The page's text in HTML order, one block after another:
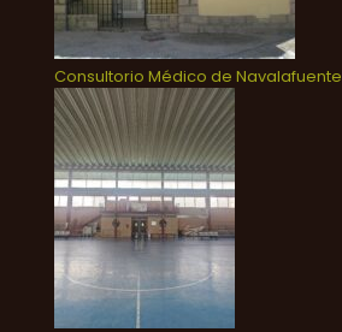
Consultorio Médico de Navalafuente